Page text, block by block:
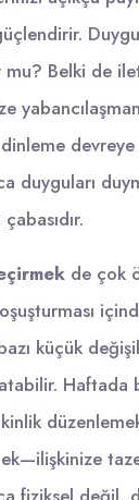
mu? Belki de
duyguları
de çok
küçük
Haftada